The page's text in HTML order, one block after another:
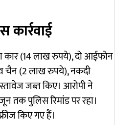
(14 लाख रुपये), दो आईफोन
चैन (2 लाख रुपये), नकदी
जब्त किए। आरोपी ने
तक पुलिस रिमांड पर रहा।
किए गए हैं।